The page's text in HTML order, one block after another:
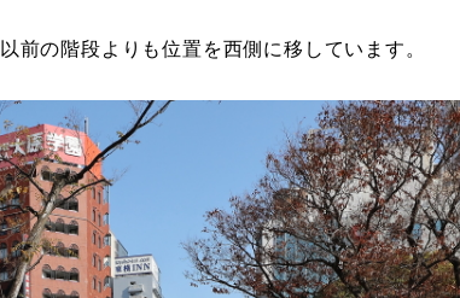
前の階段よりも位置を西側に移しています。